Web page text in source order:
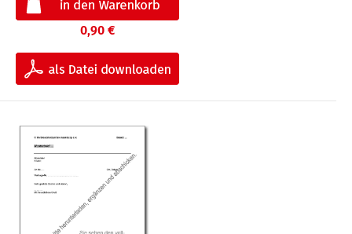
0,90 €